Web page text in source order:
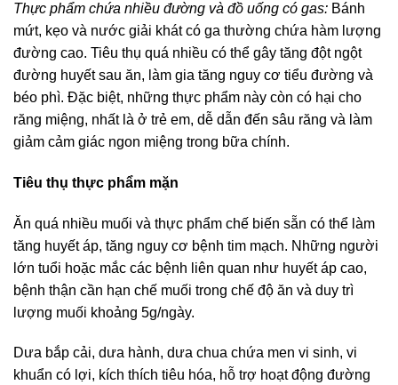
Thực phẩm chứa nhiều đường và đồ uống có gas: Bánh
mứt, kẹo và nước giải khát có ga thường chứa hàm lượng
đường cao. Tiêu thụ quá nhiều có thể gây tăng đột ngột
đường huyết sau ăn, làm gia tăng nguy cơ tiểu đường và
béo phì. Đặc biệt, những thực phẩm này còn có hại cho
răng miệng, nhất là ở trẻ em, dễ dẫn đến sâu răng và làm
giảm cảm giác ngon miệng trong bữa chính.
Tiêu thụ thực phẩm mặn
Ăn quá nhiều muối và thực phẩm chế biến sẵn có thể làm
tăng huyết áp, tăng nguy cơ bệnh tim mạch. Những người
lớn tuổi hoặc mắc các bệnh liên quan như huyết áp cao,
bệnh thận cần hạn chế muối trong chế độ ăn và duy trì
lượng muối khoảng 5g/ngày.
Dưa bắp cải, dưa hành, dưa chua chứa men vi sinh, vi
khuẩn có lợi, kích thích tiêu hóa, hỗ trợ hoạt động đường